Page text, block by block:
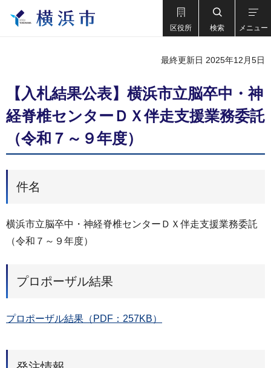
区役所 検索 メニュー
最終更新日 2025年12月5日
【入札結果公表】横浜市立脳卒中・神
経脊椎センターＤＸ伴走支援業務委託
（令和７～９年度）
件名
横浜市立脳卒中・神経脊椎センターＤＸ伴走支援業務委託
（令和７～９年度）
プロポーザル結果
プロポーザル結果（PDF：257KB）